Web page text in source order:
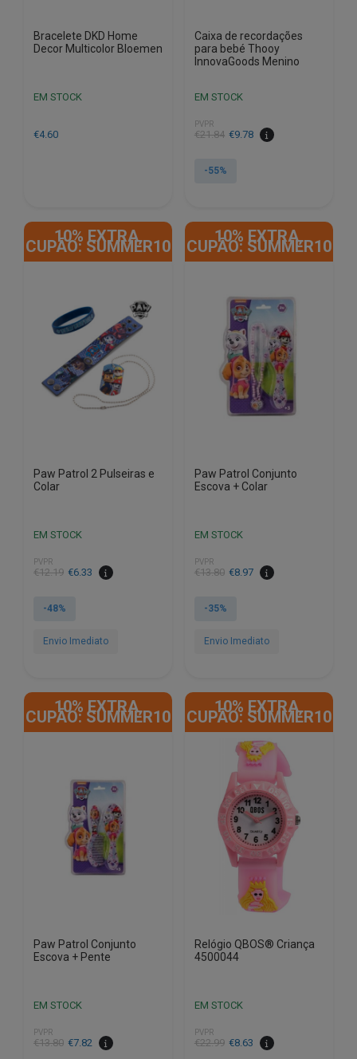
Bracelete DKD Home
Decor Multicolor Bloemen
EM STOCK
€4.60
Caixa de recordações
para bebé Thooy
InnovaGoods Menino
EM STOCK
PVPR
€21.84
O
original
€9.78
O
atual
-55%
10% EXTRA,
CUPÃO: SUMMER10
Paw Patrol 2 Pulseiras e
Colar
EM STOCK
PVPR
€12.19
O
original
€12.19.
€6.33
O
atual
€6.33.
-48%
Envio Imediato
10% EXTRA,
CUPÃO: SUMMER10
Paw Patrol Conjunto
Escova + Colar
EM STOCK
PVPR
€13.80
O
original
€13.80.
€8.97
O
atual
€8.97.
-35%
Envio Imediato
10% EXTRA,
CUPÃO: SUMMER10
Paw Patrol Conjunto
Escova + Pente
EM STOCK
PVPR
€13.80
O
€7.82
O
10% EXTRA,
CUPÃO: SUMMER10
Relógio QBOS® Criança
4500044
EM STOCK
PVPR
€22.99
O
€8.63
O